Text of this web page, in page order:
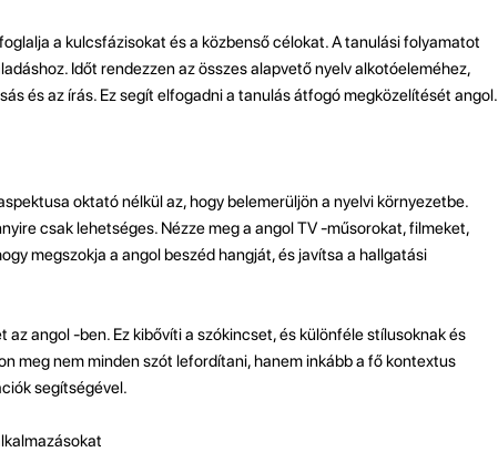
a kulcsfázisokat és a közbenső célokat. A tanulási folyamatot
Időt rendezzen az összes alapvető nyelv alkotóeleméhez,
és az írás. Ez segít elfogadni a tanulás átfogó megközelítését angol.
oktató nélkül az, hogy belemerüljön a nyelvi környezetbe.
csak lehetséges. Nézze meg a angol TV -műsorokat, filmeket,
megszokja a angol beszéd hangját, és javítsa a hallgatási
angol -ben. Ez kibővíti a szókincset, és különféle stílusoknak és
meg nem minden szót lefordítani, hanem inkább a fő kontextus
segítségével.